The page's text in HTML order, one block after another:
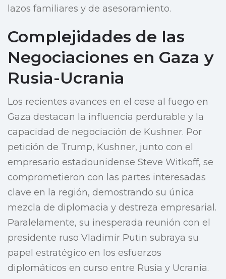
lazos familiares y de asesoramiento.
Complejidades de las
Negociaciones en Gaza y
Rusia-Ucrania
Los recientes avances en el cese al fuego en
Gaza destacan la influencia perdurable y la
capacidad de negociación de Kushner. Por
petición de Trump, Kushner, junto con el
empresario estadounidense Steve Witkoff, se
comprometieron con las partes interesadas
clave en la región, demostrando su única
mezcla de diplomacia y destreza empresarial.
Paralelamente, su inesperada reunión con el
presidente ruso Vladimir Putin subraya su
papel estratégico en los esfuerzos
diplomáticos en curso entre Rusia y Ucrania.